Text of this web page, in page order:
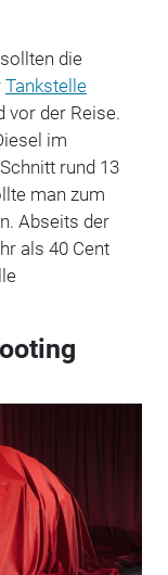
die
Tankstelle
vor der Reise.
im
rund 13
man zum
Abseits der
als 40 Cent